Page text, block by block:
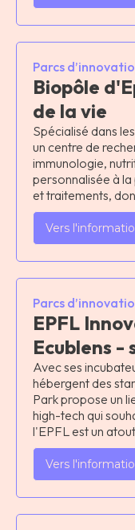
Parcs
Biopôle
de la vie
Spécialisé dans
un centre de
immunologie,
personnalisée à
et traitements,
Vers
Parcs
EPFL
Ecublens
Avec ses
hébergent des
Park propose un
high-tech qui
l'EPFL est un
Vers